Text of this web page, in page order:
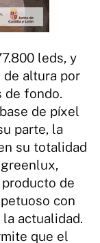
leds, y
altura por
de fondo.
de píxel
parte, la
su totalidad
de
con
actualidad.
que el